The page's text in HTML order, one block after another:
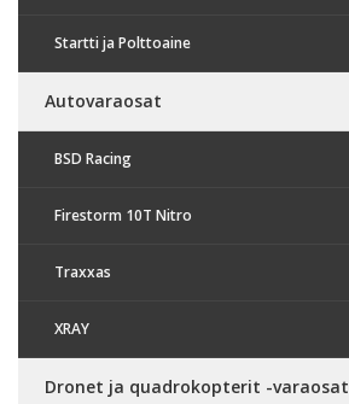
Startti ja Polttoaine
Autovaraosat
BSD Racing
Firestorm 10T Nitro
Traxxas
XRAY
Dronet ja quadrokopterit -varaosat